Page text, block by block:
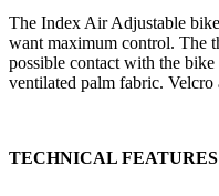
The Index Air Adjustable
want maximum control. The
possible contact with the
ventilated palm fabric.
TECHNICAL FEATURES